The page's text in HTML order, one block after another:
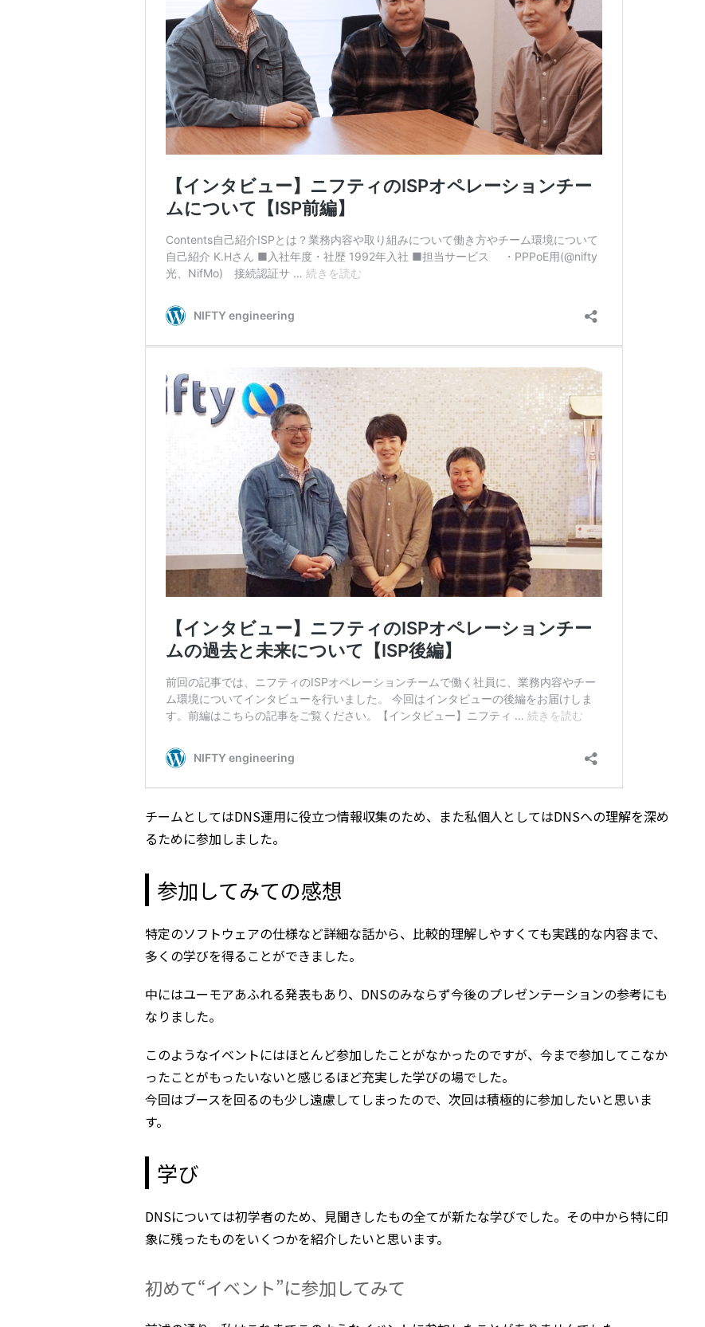
チームとしてはDNS運用に役立つ情報収集のため、また私個人としてはDNSへの理解を深め
るために参加しました。
参加してみての感想
特定のソフトウェアの仕様など詳細な話から、比較的理解しやすくても実践的な内容まで、
多くの学びを得ることができました。
中にはユーモアあふれる発表もあり、DNSのみならず今後のプレゼンテーションの参考にも
なりました。
このようなイベントにはほとんど参加したことがなかったのですが、今まで参加してこなか
ったことがもったいないと感じるほど充実した学びの場でした。
今回はブースを回るのも少し遠慮してしまったので、次回は積極的に参加したいと思いま
す。
学び
DNSについては初学者のため、見聞きしたもの全てが新たな学びでした。その中から特に印
象に残ったものをいくつかを紹介したいと思います。
初めて“イベント”に参加してみて